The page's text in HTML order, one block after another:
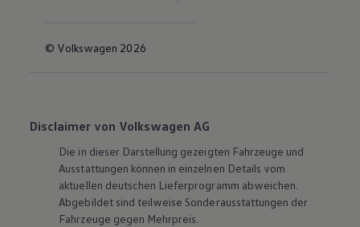
© Volkswagen 2026
Disclaimer von Volkswagen AG
Die in dieser Darstellung gezeigten Fahrzeuge und
Ausstattungen können in einzelnen Details vom
aktuellen deutschen Lieferprogramm abweichen.
Abgebildet sind teilweise Sonderausstattungen der
Fahrzeuge gegen Mehrpreis.